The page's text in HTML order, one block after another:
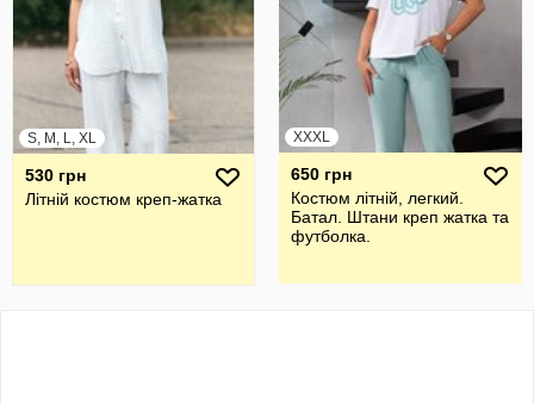
S, M, L, XL
530 грн
Літній костюм креп-жатка
XXXL
650 грн
Костюм літній, легкий.
Батал. Штани креп жатка та
футболка.